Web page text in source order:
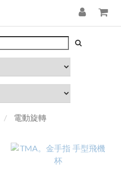
電動旋轉